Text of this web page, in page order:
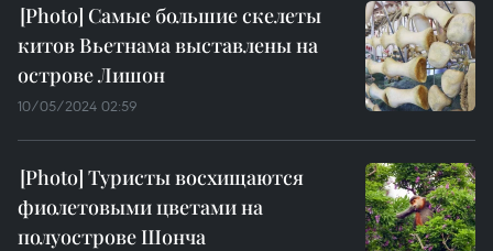
Самые большие скелеты
китов Вьетнама выставлены на
острове Лишон
10/05/2024 02:59
Туристы восхищаются
фиолетовыми цветами на
полуострове Шонча